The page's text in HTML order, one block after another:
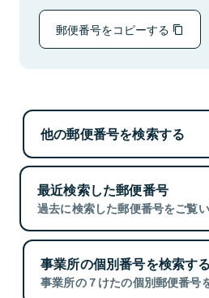
郵便番号をコピーする
他の郵便番号を検索する
最近検索した郵便番号
過去に検索した郵便番号をご覧い
事業所の個別番号を検索する
事業所の７けたの個別郵便番号